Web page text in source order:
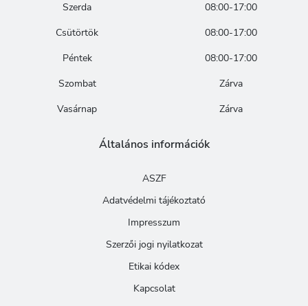
Szerda
08:00-17:00
Csütörtök
08:00-17:00
Péntek
08:00-17:00
Szombat
Zárva
Vasárnap
Zárva
Általános információk
ASZF
Adatvédelmi tájékoztató
Impresszum
Szerzői jogi nyilatkozat
Etikai kódex
Kapcsolat